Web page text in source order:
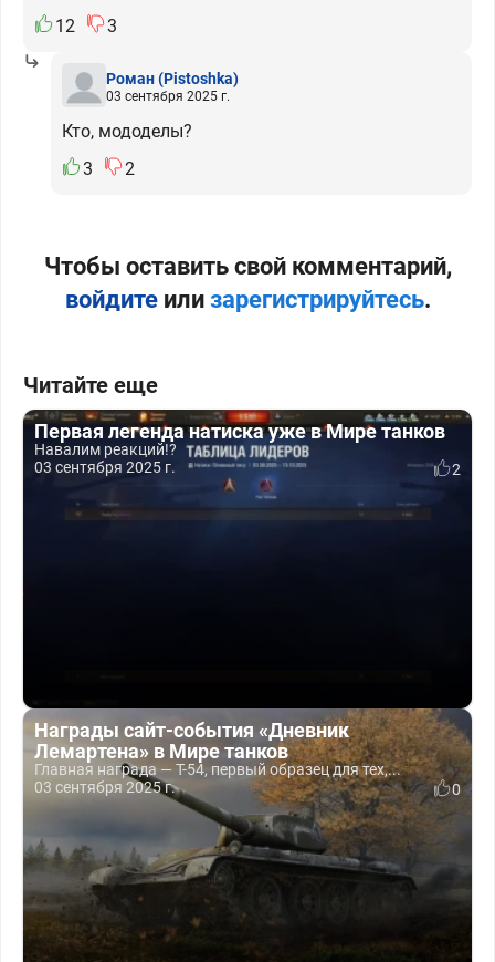
12 3
Роман(Pistoshka)
03 сентября 2025 г.
Кто, мододелы?
3
2
Чтобы оставить свой комментарий,
войдитеили зарегистрируйтесь.
Читайте еще
Первая легенда натиска уже в Мире танков
Навалим реакций!?
03 сентября 2025 г.
2
Награды сайт-события «Дневник
Лемартена» в Мире танков
Главная награда — Т-54, первый образец для тех,...
03 сентября 2025 г.
0